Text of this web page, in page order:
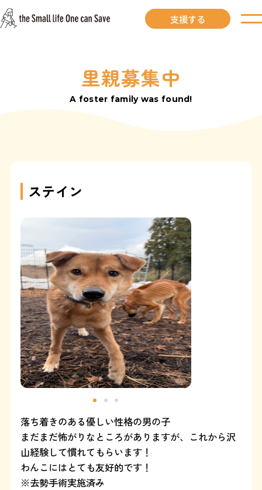
お知らせ
里親が見つかりました
よくある質問
SHOP
ブログ
協賛企業について
支援する
里親募集中
A foster family was found!
ステイン
落ち着きのある優しい性格の男の子
まだまだ怖がりなところがありますが、これから沢
山経験して慣れてもらいます！
わんこにはとても友好的です！
※去勢手術実施済み